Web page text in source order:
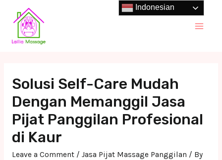
content
Solusi Self-Care Mudah
Dengan Memanggil Jasa
Pijat Panggilan Profesional
di Kaur
Leave a Comment / Jasa Pijat Massage Panggilan / By
Indonesian